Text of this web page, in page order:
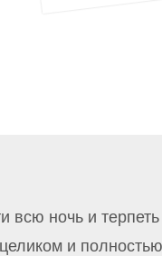
всю ночь и
и